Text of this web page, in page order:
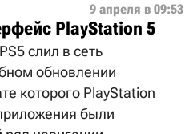
9 апреля в 09:53
PlayStation 5
слил в сеть
обновлении
которого PlayStation
были